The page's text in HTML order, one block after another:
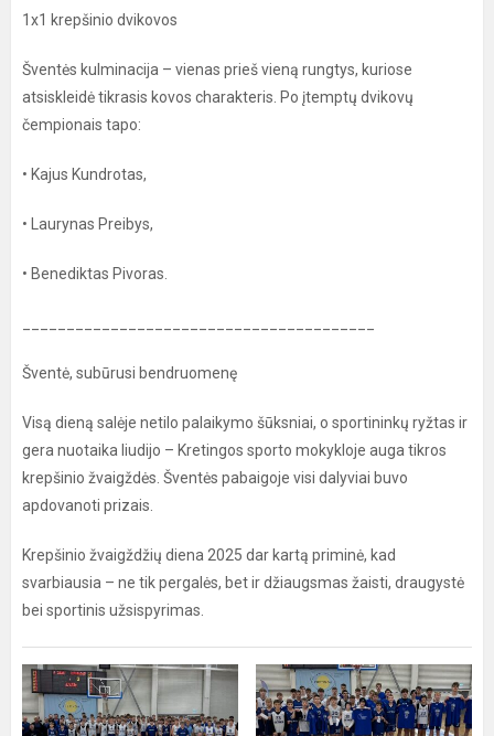
1x1 krepšinio dvikovos
Šventės kulminacija – vienas prieš vieną rungtys, kuriose
atsiskleidė tikrasis kovos charakteris. Po įtemptų dvikovų
čempionais tapo:
• Kajus Kundrotas,
• Laurynas Preibys,
• Benediktas Pivoras.
Šventė, subūrusi bendruomenę
Visą dieną salėje netilo palaikymo šūksniai, o sportininkų ryžtas ir
gera nuotaika liudijo – Kretingos sporto mokykloje auga tikros
krepšinio žvaigždės. Šventės pabaigoje visi dalyviai buvo
apdovanoti prizais.
Krepšinio žvaigždžių diena 2025 dar kartą priminė, kad
svarbiausia – ne tik pergalės, bet ir džiaugsmas žaisti, draugystė
bei sportinis užsispyrimas.